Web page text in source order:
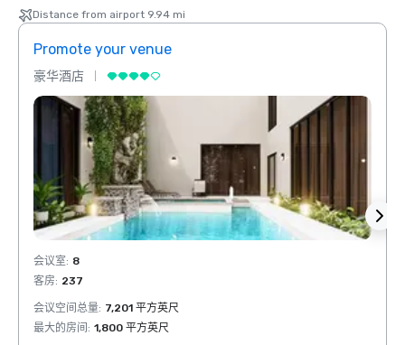
Distance from airport 9.94 mi
Promote your venue
豪华酒店
会议室: 8
客房: 237
会议空间总量: 7,201 平方英尺
最大的房间 : 1,800 平方英尺